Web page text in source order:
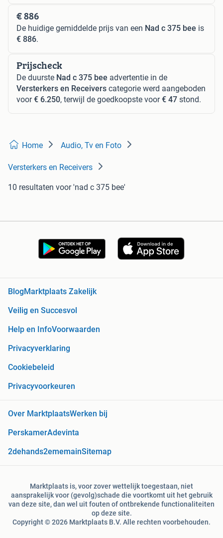
€ 886
De huidige gemiddelde prijs van een Nad c 375 bee is
€ 886.
Prijscheck
De duurste Nad c 375 bee advertentie in de
Versterkers en Receivers categorie werd aangeboden
voor€ 6.250, terwijl de goedkoopste voor€ 47 stond.
Home Audio, Tv en Foto
Versterkers en Receivers
10 resultaten voor 'nad c 375 bee'
BlogMarktplaats Zakelijk
Veilig en Succesvol
Help en InfoVoorwaarden
Privacyverklaring
Cookiebeleid
Privacyvoorkeuren
Over MarktplaatsWerken bij
PerskamerAdevinta
2dehands2ememainSitemap
Marktplaats is, voor zover wettelijk toegestaan, niet
aansprakelijk voor (gevolg)schade die voortkomt uit het gebruik
van deze site, dan wel uit fouten of ontbrekende functionaliteiten
op deze site.
Copyright © 2026 Marktplaats B.V. Alle rechten voorbehouden.